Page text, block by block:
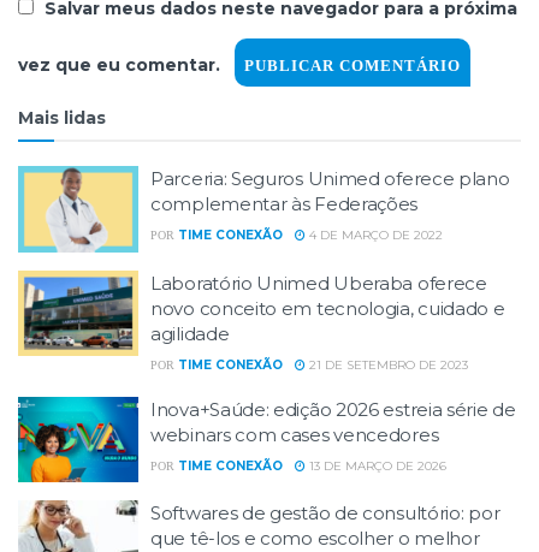
Salvar meus dados neste navegador para a próxima
vez que eu comentar.
Mais lidas
Parceria: Seguros Unimed oferece plano
complementar às Federações
POR TIME CONEXÃO 4 DE MARÇO DE 2022
Laboratório Unimed Uberaba oferece
novo conceito em tecnologia, cuidado e
agilidade
POR TIME CONEXÃO 21 DE SETEMBRO DE 2023
Inova+Saúde: edição 2026 estreia série de
webinars com cases vencedores
POR TIME CONEXÃO 13 DE MARÇO DE 2026
Softwares de gestão de consultório: por
que tê-los e como escolher o melhor